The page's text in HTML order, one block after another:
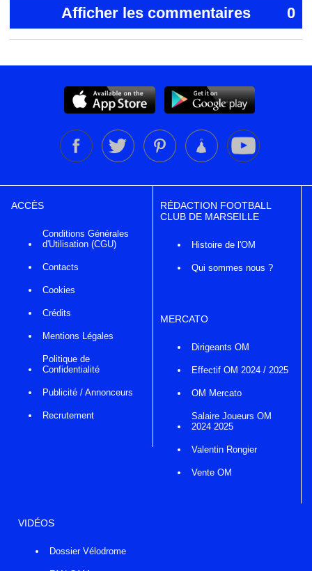
Afficher les commentaires 0
ACCÈS
Conditions Générales
d'Utilisation (CGU)
Contacts
Cookies
Crédits
Mentions Légales
Politique de
Confidentialité
Publicité / Annonceurs
Recrutement
RÉDACTION FOOTBALL
CLUB DE MARSEILLE
Histoire de l'OM
Qui sommes nous ?
MERCATO
Dirigeants OM
Effectif OM 2024 / 2025
OM Mercato
Salaire Joueurs OM
2024 2025
Valentin Rongier
Vente OM
VIDÉOS
Dossier Vélodrome